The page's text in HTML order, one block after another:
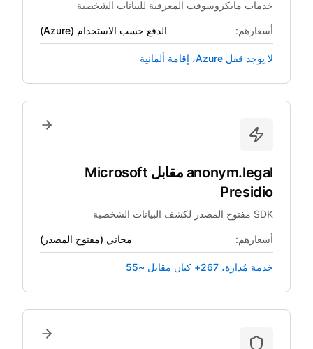
خدمات مايكروسوفت المعرفية للبيانات الشخصية
أسعارهم: الدفع حسب الاستخدام (Azure)
لا يوجد قفل Azure، إقامة ألمانية
anonym.legal مقابل Microsoft
Presidio
SDK مفتوح المصدر لكشف البيانات الشخصية
أسعارهم: مجاني (مفتوح المصدر)
خدمة مُدارة، 267+ كيان مقابل ~55